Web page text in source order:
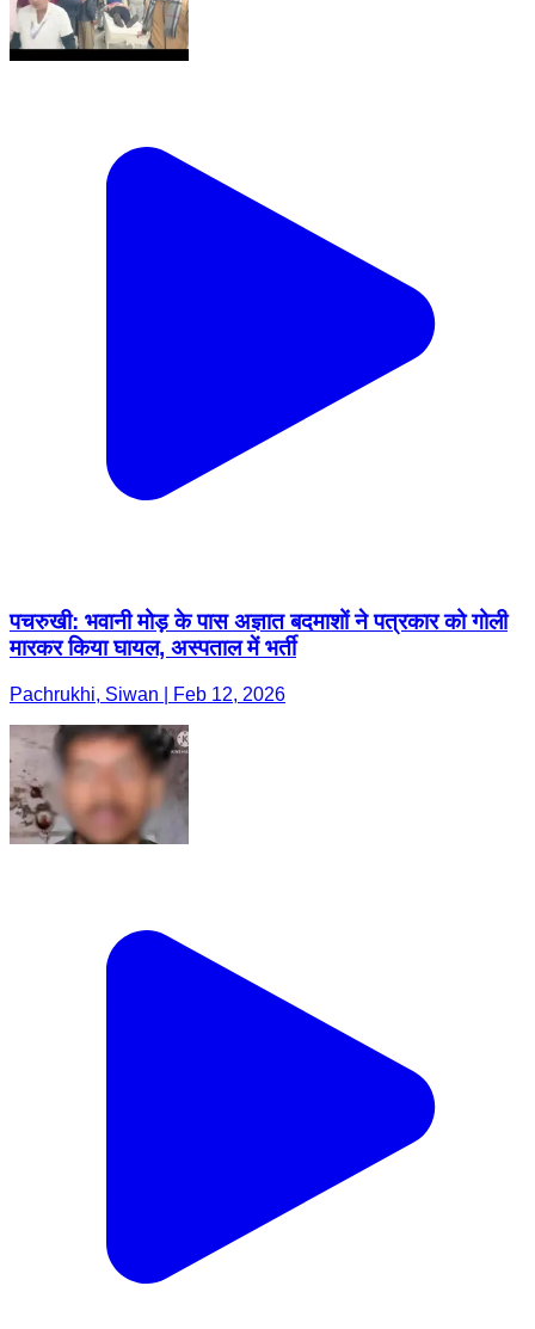
पचरुखी: भवानी मोड़ के पास अज्ञात बदमाशों ने पत्रकार को गोली
मारकर किया घायल, अस्पताल में भर्ती
Pachrukhi, Siwan | Feb 12, 2026